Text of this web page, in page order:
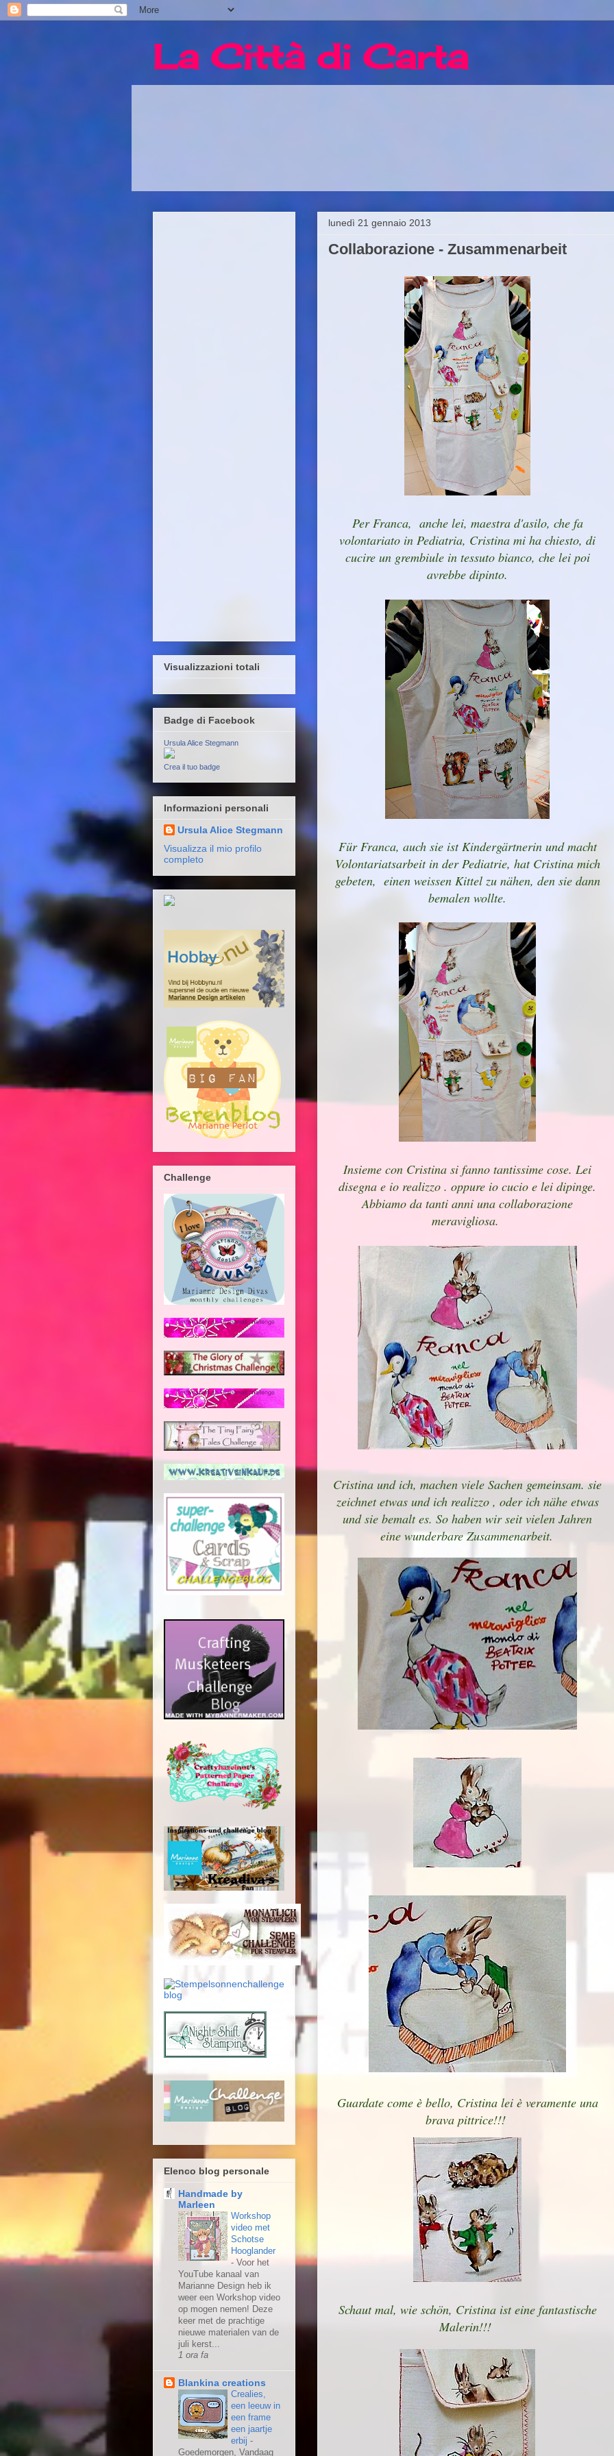
La Città di Carta
lunedì 21 gennaio 2013
Collaborazione - Zusammenarbeit
Per Franca, anche lei, maestra d'asilo, che fa
volontariato in Pediatria, Cristina mi ha chiesto, di
cucire un grembiule in tessuto bianco, che lei poi
avrebbe dipinto.
Für Franca, auch sie ist Kindergärtnerin und macht
Volontariatsarbeit in der Pediatrie, hat Cristina mich
gebeten, einen weissen Kittel zu nähen, den sie dann
bemalen wollte.
Insieme con Cristina si fanno tantissime cose. Lei
disegna e io realizzo . oppure io cucio e lei dipinge.
Abbiamo da tanti anni una collaborazione
meravigliosa.
Cristina und ich, machen viele Sachen gemeinsam. sie
zeichnet etwas und ich realizzo , oder ich nähe etwas
und sie bemalt es. So haben wir seit vielen Jahren
eine wunderbare Zusammenarbeit.
Guardate come è bello, Cristina lei è veramente una
brava pittrice!!!
Schaut mal, wie schön, Cristina ist eine fantastische
Malerin!!!
Visualizzazioni totali
Badge di Facebook
Ursula Alice Stegmann
Crea il tuo badge
Informazioni personali
Ursula Alice Stegmann
Visualizza il mio profilo
completo
Challenge
Elenco blog personale
Handmade by
Marleen
Workshop
video met
Schotse
Hooglander
- Voor het
YouTube kanaal van
Marianne Design heb ik
weer een Workshop video
op mogen nemen! Deze
keer met de prachtige
nieuwe materialen van de
juli kerst...
1 ora fa
Blankina creations
Crealies,
een leeuw in
een frame
een jaartje
erbij -
Goedemorgen, Vandaag